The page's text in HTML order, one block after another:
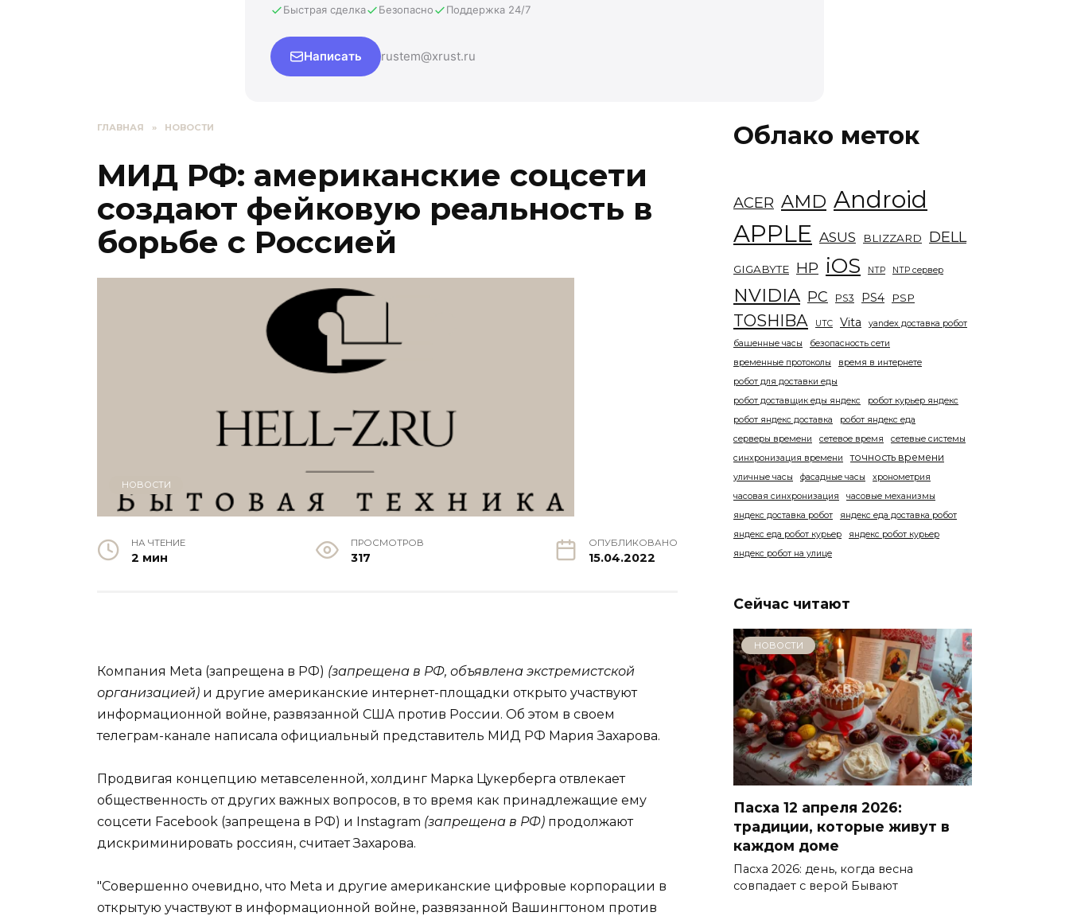
Быстрая сделка Безопасно Поддержка 24/7
Написать rustem@xrust.ru
ГЛАВНАЯ » НОВОСТИ
МИД РФ: американские соцсети
создают фейковую реальность в
борьбе с Россией
НОВОСТИ
НА ЧТЕНИЕ
2 мин
ПРОСМОТРОВ
317
ОПУБЛИКОВАНО
15.04.2022
Компания Meta (запрещена в РФ) (запрещена в РФ, объявлена экстремистской
организацией) и другие американские интернет-площадки открыто участвуют
информационной войне, развязанной США против России. Об этом в своем
телеграм-канале написала официальный представитель МИД РФ Мария Захарова.
Продвигая концепцию метавселенной, холдинг Марка Цукерберга отвлекает
общественность от других важных вопросов, в то время как принадлежащие ему
соцсети Facebook (запрещена в РФ) и Instagram (запрещена в РФ) продолжают
дискриминировать россиян, считает Захарова.
"Совершенно очевидно, что Meta и другие американские цифровые корпорации в
открытую участвуют в информационной войне, развязанной Вашингтоном против
Облако меток
ACER AMD Android
APPLE ASUS BLIZZARD DELL
GIGABYTE HP iOS NTP NTP сервер
NVIDIA PC PS3 PS4 PSP
TOSHIBA UTC Vita
yandex доставка робот
башенные часы
безопасность сети
временные протоколы
время в интернете
робот для доставки еды
робот доставщик еды яндекс
робот курьер яндекс
робот яндекс доставка
робот яндекс еда
серверы времени
сетевое время
сетевые системы
синхронизация времени
точность времени
уличные часы фасадные часы
хронометрия
часовая синхронизация
часовые механизмы
яндекс доставка робот
яндекс еда доставка робот
яндекс еда робот курьер
яндекс робот курьер
яндекс робот на улице
Сейчас читают
НОВОСТИ
Пасха 12 апреля 2026:
традиции, которые живут в
каждом доме
Пасха 2026: день, когда весна
совпадает с верой Бывают